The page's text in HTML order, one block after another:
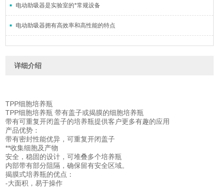
电动助吸器是实验室的*常规设备
电动助吸器拥有高效率和高性能的特点
详细介绍
TPP细胞培养瓶
TPP细胞培养瓶 带有盖子或揭膜的细胞培养瓶
带有可重复开闭盖子的培养瓶提供客户更多有趣的应用
产品优势：
带有密封性能优异，可重复开闭盖子
**收集细胞及产物
安全，稳固的设计，可堆叠多个培养瓶
内部带有部分阻隔，确保留有安全区域。
揭膜式培养瓶的优点：
-大面积，易于操作